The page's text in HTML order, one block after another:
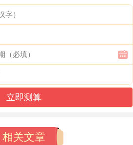
正当收入的机遇，尤其利
能源，互联网等离卦属性
运来讲冲太岁直接冲击财
破耗，那正财收入虽存，
种突发原因造成财务紧
投资失利、为人担保受累
或放置杂物，否则会加剧
立即测算
相关文章